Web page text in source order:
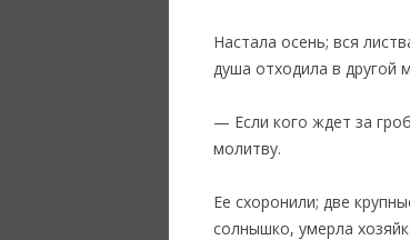
Настала осень; вся
душа отходила в другой
— Если кого ждет за
молитву.
Ее схоронили; две
солнышко, умерла